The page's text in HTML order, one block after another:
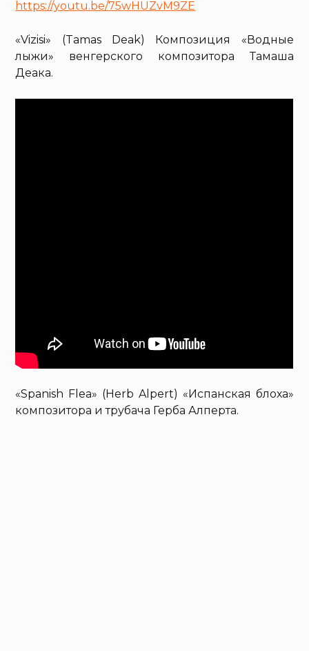
https://youtu.be/75wHUZvM9ZE
«Vizisi» (Tamas Deak) Композиция «Водные
лыжи» венгерского композитора Тамаша
Деака.
«Spanish Flea» (Herb Alpert) «Испанская блоха»
композитора и трубача Герба Алперта.